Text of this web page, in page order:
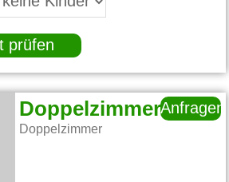
prüfen
Doppelzimmer
Doppelzimmer
Anfragen